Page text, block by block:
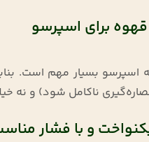
برای اسپرسو
اسپرسو بسیار مهم است.
ناکامل شود) و نه